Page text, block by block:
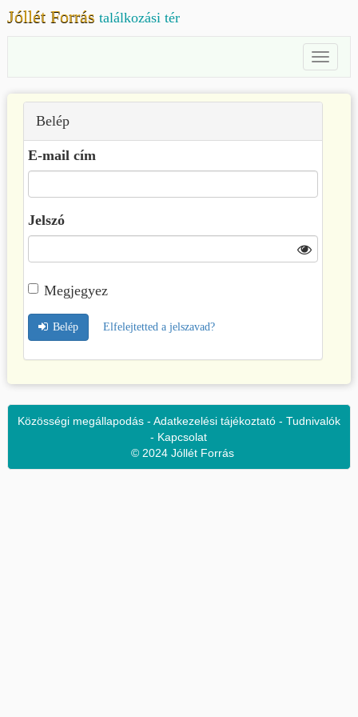
Jóllét Forrás találkozási tér
Toggle
Belép
E-mail cím
Jelszó
Megjegyez
Belép Elfelejtetted a jelszavad?
Közösségi megállapodás- Adatkezelési tájékoztató- Tudnivalók
- Kapcsolat
© 2024 Jóllét Forrás